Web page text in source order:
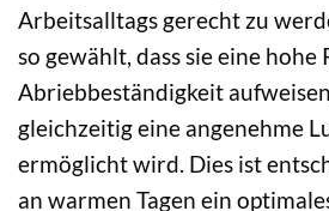
Arbeitsalltags gerecht zu
so gewählt, dass sie eine
Abriebbeständigkeit
gleichzeitig eine angenehme
ermöglicht wird. Dies ist
an warmen Tagen ein